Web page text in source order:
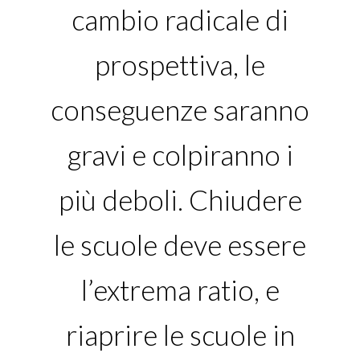
cambio radicale di
prospettiva, le
conseguenze saranno
gravi e colpiranno i
più deboli. Chiudere
le scuole deve essere
l’extrema ratio, e
riaprire le scuole in